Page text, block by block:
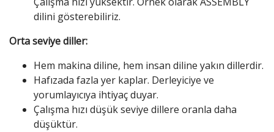
dilini gösterebiliriz.
Orta seviye diller:
Hem makina diline, hem insan diline yakın dillerdir.
Hafızada fazla yer kaplar. Derleyiciye ve
yorumlayıcıya ihtiyaç duyar.
Çalışma hızı düşük seviye dillere oranla daha
düşüktür.